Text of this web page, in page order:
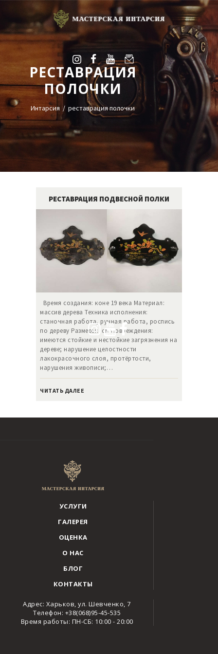
РЕСТАВРАЦИЯ
ПОЛОЧКИ
Интарсия реставрация полочки
УСЛУГИ
ГАЛЕРЕЯ
ОЦЕНКА
О НАС
БЛОГ
КОНТАКТЫ
Viber
РЕСТАВРАЦИЯ ПОДВЕСНОЙ ПОЛКИ
Время создания: коне 19 века Материал:
массив дерева Техника исполнения:
станочная работа, ручная работа, роспись
по дереву Размеры: см Повреждения:
имеются стойкие и нестойкие загрязнения на
дереве; нарушение целостности
лакокрасочного слоя, протёртости,
нарушения живописи;…
ЧИТАТЬ ДАЛЕЕ
УСЛУГИ
ГАЛЕРЕЯ
ОЦЕНКА
О НАС
БЛОГ
КОНТАКТЫ
Адрес: Харьков, ул. Шевченко, 7
Телефон: +38(068)95-45-535
Время работы: ПН-СБ: 10:00 - 20:00